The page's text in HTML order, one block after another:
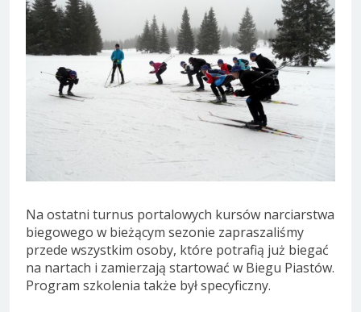
Na ostatni turnus portalowych kursów narciarstwa
biegowego w bieżącym sezonie zapraszaliśmy
przede wszystkim osoby, które potrafią już biegać
na nartach i zamierzają startować w Biegu Piastów.
Program szkolenia także był specyficzny.